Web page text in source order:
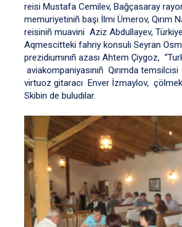
reisi Mustafa Cemilev, Bağçasaray
memuriyetiniñ başı İlmi Ümerov, Qırım
reisiniñ muavini Aziz Abdullayev,
Aqmescitteki fahriy konsulı Seyran
prezidiumınıñ azası Ahtem Çiygoz,
aviakompaniyasınıñ Qırımda
virtuoz gitaracı Enver İzmaylov,
Skibin de buludılar.